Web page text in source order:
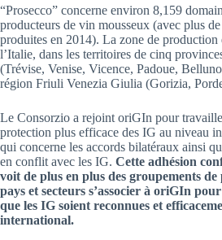
“Prosecco” concerne environ 8,159
producteurs de vin mousseux (avec plus
produites en 2014). La zone de production
l’Italie, dans les territoires de cinq
(Trévise, Venise, Vicence, Padoue,
région Friuli Venezia Giulia (Gorizia,
Le Consorzio a rejoint oriGIn pour
protection plus efficace des IG au niveau
qui concerne les accords bilatéraux ainsi
en conflit avec les IG. Cette adhésion
voit de plus en plus des groupements
pays et secteurs s’associer à oriGIn
que les IG soient reconnues et
international.